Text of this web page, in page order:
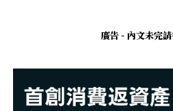
廣告 - 內文未完